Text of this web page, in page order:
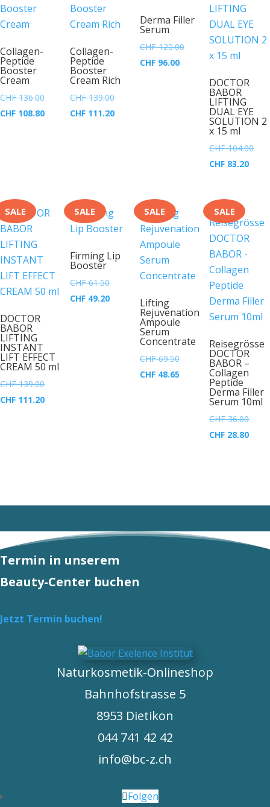
Collagen-
Peptide
Booster
Cream
CHF136.00Ursprünglicher
Preis
CHF 108.80Aktueller
Collagen-
Peptide
Booster
Cream Rich
CHF139.00Ursprünglicher
Preis
CHF111.20Aktueller
Derma Filler
Serum
CHF120.00Ursprünglicher
CHF 120.00
CHF96.00Aktueller
CHF 96.00.
DOCTOR
BABOR
LIFTING
DUAL EYE
SOLUTION 2
x 15 ml
CHF104.00
CHF 83.20
SALE
DOCTOR
BABOR
LIFTING
INSTANT
LIFT EFFECT
CREAM 50 ml
CHF139.00Ursprünglicher
Preis
CHF 111.20Aktueller
SALE
Firming Lip
Booster
CHF61.50Ursprünglicher
Preis
CHF 61.50
CHF49.20Aktueller
CHF 49.20.
SALE
Lifting
Rejuvenation
Ampoule
Serum
Concentrate
CHF69.50Ursprünglicher
Preis
CHF 69.50
CHF48.65Aktueller
CHF 48.65.
SALE
Reisegrösse
DOCTOR
BABOR –
Collagen
Peptide
Derma Filler
Serum 10ml
CHF36.00
Preis
CHF 28.80
Termin in unserem
Beauty-Center buchen
Jetzt Termin buchen!
Naturkosmetik-Onlineshop
Bahnhofstrasse 5
8953 Dietikon
044 741 42 42
info@bc-z.ch
Folgen